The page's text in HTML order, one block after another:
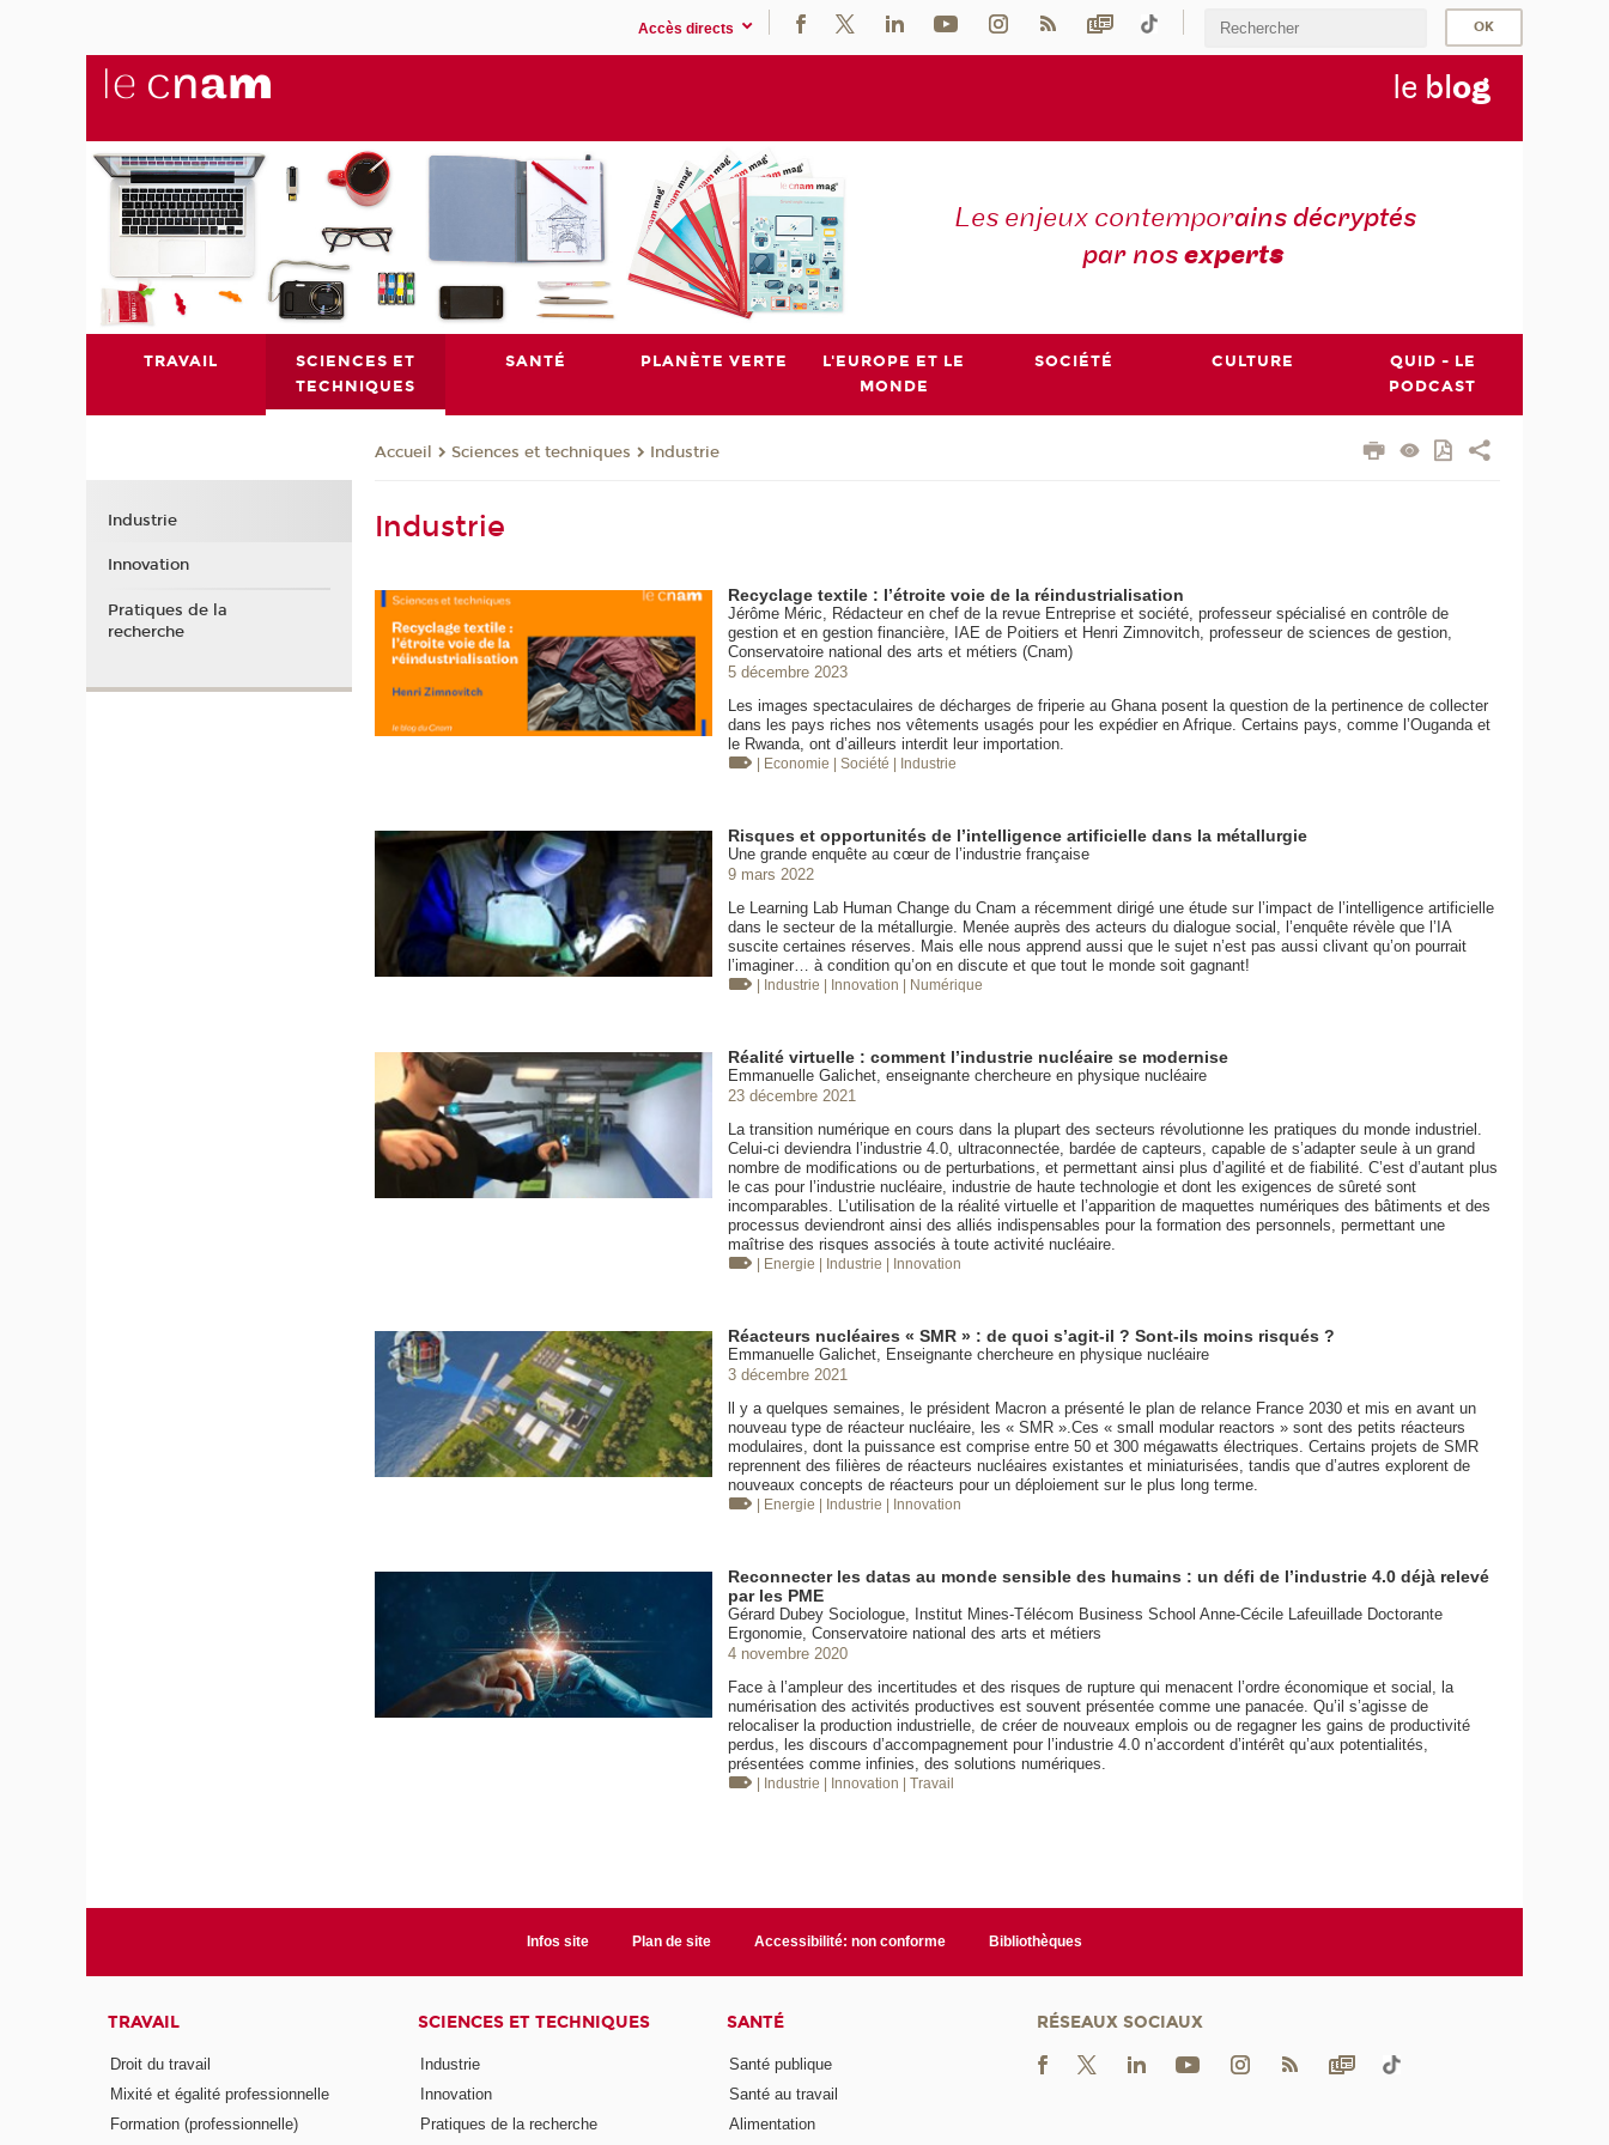
Accès directs
le blog
Les enjeux contemporains décryptés
par nosexperts
TRAVAIL
SCIENCES ET
TECHNIQUES
SANTÉ PLANÈTE VERTE
L'EUROPE ET LE
MONDE
SOCIÉTÉ CULTURE
QUID - LE
PODCAST
Accueil Sciences et techniques Industrie
Industrie
Recyclage textile : l’étroite voie de la réindustrialisation
Jérôme Méric, Rédacteur en chef de la revue Entreprise et société, professeur spécialisé en contrôle de
gestion et en gestion financière, IAE de Poitiers et Henri Zimnovitch, professeur de sciences de gestion,
Conservatoire national des arts et métiers (Cnam)
5 décembre 2023
Les images spectaculaires de décharges de friperie au Ghana posent la question de la pertinence de collecter
dans les pays riches nos vêtements usagés pour les expédier en Afrique. Certains pays, comme l’Ouganda et
le Rwanda, ont d’ailleurs interdit leur importation.
| Economie | Société | Industrie
Risques et opportunités de l’intelligence artificielle dans la métallurgie
Une grande enquête au cœur de l’industrie française
9 mars 2022
Le Learning Lab Human Change du Cnam a récemment dirigé une étude sur l’impact de l’intelligence artificielle
dans le secteur de la métallurgie. Menée auprès des acteurs du dialogue social, l’enquête révèle que l’IA
suscite certaines réserves. Mais elle nous apprend aussi que le sujet n’est pas aussi clivant qu’on pourrait
l’imaginer… à condition qu’on en discute et que tout le monde soit gagnant!
| Industrie | Innovation | Numérique
Réalité virtuelle : comment l’industrie nucléaire se modernise
Emmanuelle Galichet, enseignante chercheure en physique nucléaire
23 décembre 2021
La transition numérique en cours dans la plupart des secteurs révolutionne les pratiques du monde industriel.
Celui-ci deviendra l’industrie 4.0, ultraconnectée, bardée de capteurs, capable de s’adapter seule à un grand
nombre de modifications ou de perturbations, et permettant ainsi plus d’agilité et de fiabilité. C’est d’autant plus
le cas pour l’industrie nucléaire, industrie de haute technologie et dont les exigences de sûreté sont
incomparables. L’utilisation de la réalité virtuelle et l’apparition de maquettes numériques des bâtiments et des
processus deviendront ainsi des alliés indispensables pour la formation des personnels, permettant une
maîtrise des risques associés à toute activité nucléaire.
| Energie | Industrie | Innovation
Réacteurs nucléaires « SMR » : de quoi s’agit-il ? Sont-ils moins risqués ?
Emmanuelle Galichet, Enseignante chercheure en physique nucléaire
3 décembre 2021
ll y a quelques semaines, le président Macron a présenté le plan de relance France 2030 et mis en avant un
nouveau type de réacteur nucléaire, les « SMR ».Ces « small modular reactors » sont des petits réacteurs
modulaires, dont la puissance est comprise entre 50 et 300 mégawatts électriques. Certains projets de SMR
reprennent des filières de réacteurs nucléaires existantes et miniaturisées, tandis que d’autres explorent de
nouveaux concepts de réacteurs pour un déploiement sur le plus long terme.
| Energie | Industrie | Innovation
Reconnecter les datas au monde sensible des humains : un défi de l’industrie 4.0 déjà relevé
par les PME
Gérard Dubey Sociologue, Institut Mines-Télécom Business School Anne-Cécile Lafeuillade Doctorante
Ergonomie, Conservatoire national des arts et métiers
4 novembre 2020
Face à l’ampleur des incertitudes et des risques de rupture qui menacent l’ordre économique et social, la
numérisation des activités productives est souvent présentée comme une panacée. Qu’il s’agisse de
relocaliser la production industrielle, de créer de nouveaux emplois ou de regagner les gains de productivité
perdus, les discours d’accompagnement pour l’industrie 4.0 n’accordent d’intérêt qu’aux potentialités,
présentées comme infinies, des solutions numériques.
| Industrie | Innovation | Travail
Industrie
Innovation
Pratiques de la
recherche
Infos site Plan de site Accessibilité: non conforme Bibliothèques
TRAVAIL
Droit du travail
Mixité et égalité professionnelle
Formation (professionnelle)
SCIENCES ET TECHNIQUES
Industrie
Innovation
Pratiques de la recherche
SANTÉ
Santé publique
Santé au travail
Alimentation
RÉSEAUX SOCIAUX